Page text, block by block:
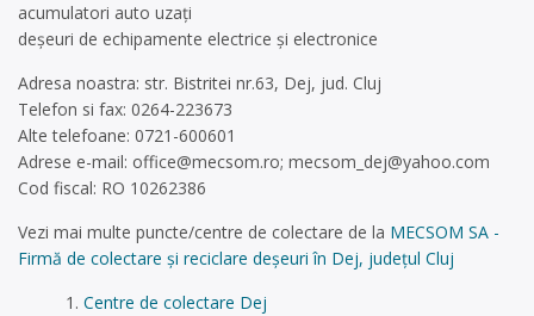
acumulatori auto uzați
deșeuri de echipamente electrice și electronice
Adresa noastra: str. Bistritei nr.63, Dej, jud. Cluj
Telefon si fax: 0264-223673
Alte telefoane: 0721-600601
Adrese e-mail: office@mecsom.ro; mecsom_dej@yahoo.com
Cod fiscal: RO 10262386
Vezi mai multe puncte/centre de colectare de la MECSOM SA -
Firmă de colectare și reciclare deșeuri în Dej, județul Cluj
Centre de colectare Dej